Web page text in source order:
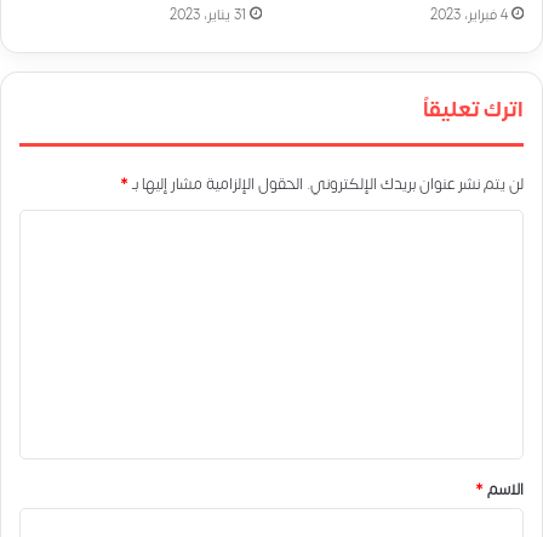
4 فبراير، 2023 31 يناير، 2023
اترك تعليقاً
لن يتم نشر عنوان بريدك الإلكتروني. الحقول الإلزامية مشار إليها بـ*
*
الاسم*